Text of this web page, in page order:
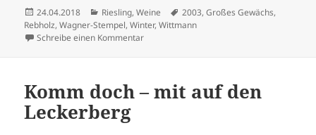
Veröffentlicht
am
24.04.2018 Kategorien
Riesling,Weine Schlagwörter
2003,Großes Gewächs,
Rebholz,Wagner-Stempel,Winter,Wittmann
Schreibe einen Kommentarzu 2003er Riesling GGs: Abschied ohne
Komm doch – mit auf den
Leckerberg